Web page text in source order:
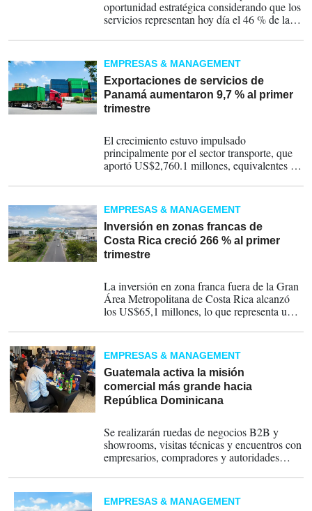
oportunidad estratégica considerando que los
servicios representan hoy día el 46 % de las
ellas se realiza a través de medios digitales.
EMPRESAS & MANAGEMENT
Exportaciones de servicios de
Panamá aumentaron 9,7 % al primer
trimestre
El crecimiento estuvo impulsado
principalmente por el sector transporte, que
aportó US$2,760.1 millones, equivalentes a
Panamá.
EMPRESAS & MANAGEMENT
Inversión en zonas francas de
Costa Rica creció 266 % al primer
trimestre
La inversión en zona franca fuera de la Gran
Área Metropolitana de Costa Rica alcanzó
los US$65,1 millones, lo que representa un
periodo del año anterior, reporta el Banco
Central de Costa Rica.
EMPRESAS & MANAGEMENT
Guatemala activa la misión
comercial más grande hacia
República Dominicana
Se realizarán ruedas de negocios B2B y
showrooms, visitas técnicas y encuentros con
empresarios, compradores y autoridades
nuevas oportunidades comerciales.
EMPRESAS & MANAGEMENT